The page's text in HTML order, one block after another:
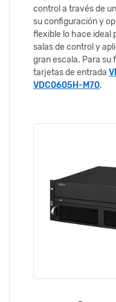
control a través de
su configuración y
flexible lo hace ideal
salas de control y
gran escala. Para su
tarjetas de entrada
VDC0605H-M70.